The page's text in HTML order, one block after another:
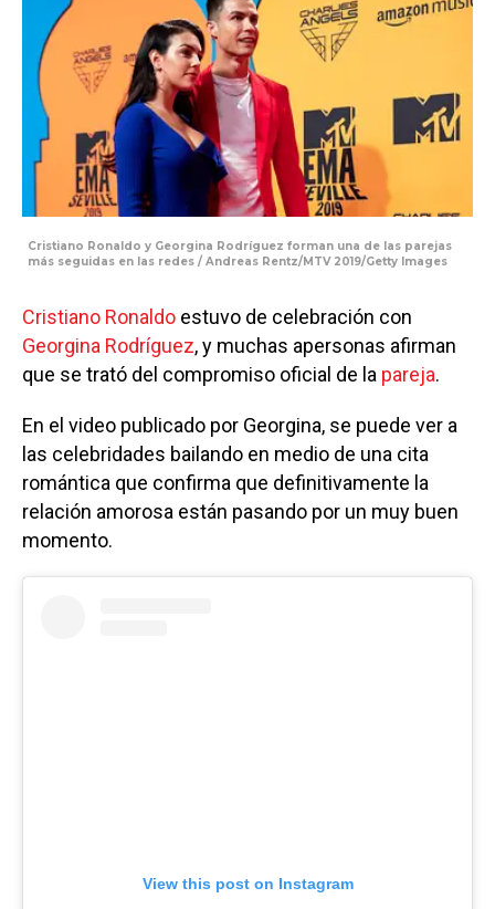
Cristiano Ronaldo y Georgina Rodríguez forman una de las parejas
más seguidas en las redes / Andreas Rentz/MTV 2019/Getty Images
Cristiano Ronaldo estuvo de celebración con
Georgina Rodríguez, y muchas apersonas afirman
que se trató del compromiso oficial de la pareja.
En el video publicado por Georgina, se puede ver a
las celebridades bailando en medio de una cita
romántica que confirma que definitivamente la
relación amorosa están pasando por un muy buen
momento.
View this post on Instagram